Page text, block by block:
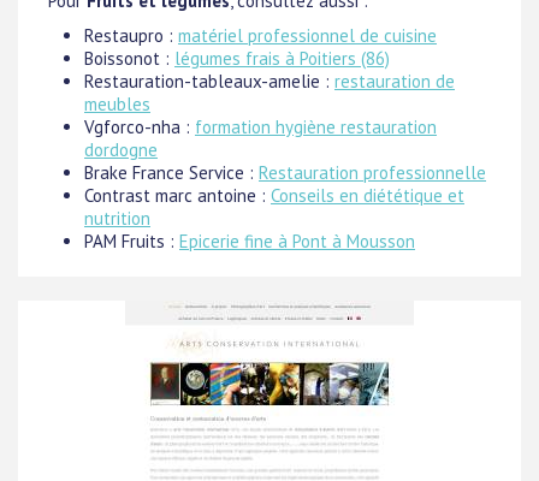
Restaupro : matériel professionnel de cuisine
Boissonot : légumes frais à Poitiers (86)
Restauration-tableaux-amelie : restauration de
meubles
Vgforco-nha : formation hygiène restauration
dordogne
Brake France Service : Restauration professionnelle
Contrast marc antoine : Conseils en diététique et
nutrition
PAM Fruits : Epicerie fine à Pont à Mousson